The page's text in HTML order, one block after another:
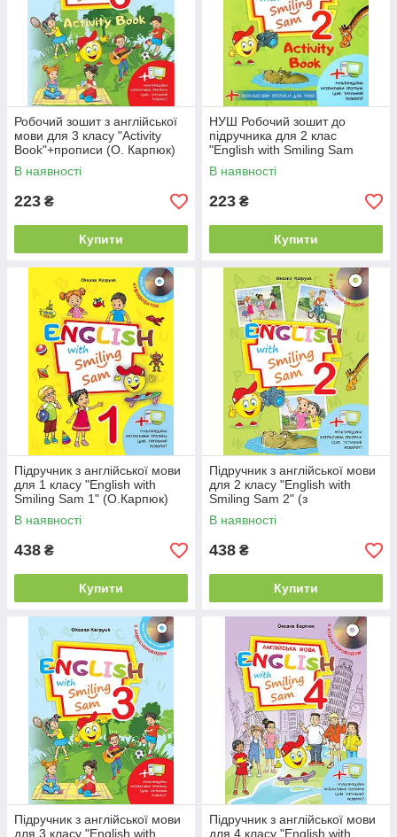
Робочий зошит з англійської
мови для 3 класу "Activity
Book"+прописи (О. Карпюк)
НУШ "Лібра"
В наявності
223 ₴
Купити
НУШ Робочий зошит до
підручника для 2 клас
"English with Smiling Sam
2"+зошит прописи
(О.Карпюк) "Лібра"
В наявності
223 ₴
Купити
Підручник з англійської мови
для 1 класу "English with
Smiling Sam 1" (О.Карпюк)
"Лібра" НУШ
В наявності
438 ₴
Купити
Підручник з англійської мови
для 2 класу "English with
Smiling Sam 2" (з
аудіосупроводом) Карпюк
"Лібра" НУШ
В наявності
438 ₴
Купити
Підручник з англійської мови
для 3 класу "English with
Підручник з англійської мови
для 4 класу "English with